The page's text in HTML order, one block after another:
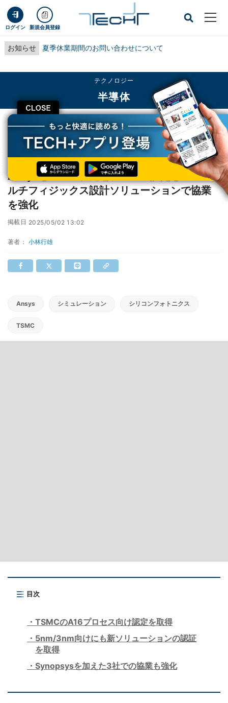
ログイン 新規会員登録
お知らせ 夏季休業期間のお問い合わせについて
CLOSE
テクノロジー
半導体
TECH+ テクノロジー
半導体
AnsysとTSMC、先端プロセス認定と3D-ICマルチフィジックス設計ソリューシ
AnsysとTSMC、先端プロセス認定と3D-ICマ
ルチフィジックス設計ソリューションで協業
を強化
掲載日 2025/05/02 13:02
著者： 小林行雄
Ansys シミュレーション シリコンフォトニクス
TSMC
目次
TSMCのA16プロセス向け認定を取得
5nm/3nm向けにも新ソリューションの認証
を取得
Synopsysを加えた3社での協業も強化